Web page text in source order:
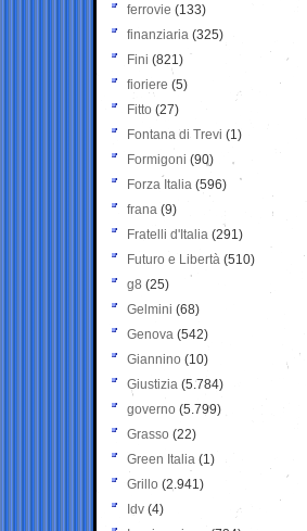
ferrovie (133)
finanziaria (325)
Fini (821)
fioriere (5)
Fitto (27)
Fontana di Trevi (1)
Formigoni (90)
Forza Italia (596)
frana (9)
Fratelli d'Italia (291)
Futuro e Libertà (510)
g8 (25)
Gelmini (68)
Genova (542)
Giannino (10)
Giustizia (5.784)
governo (5.799)
Grasso (22)
Green Italia (1)
Grillo (2.941)
Idv (4)